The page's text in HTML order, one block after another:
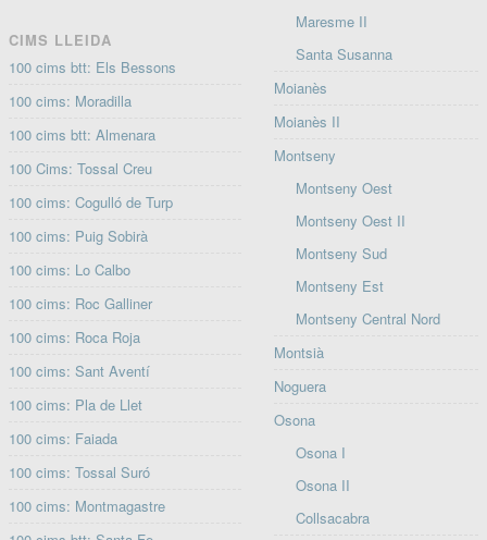
CIMS LLEIDA
100 cims btt: Els Bessons
100 cims: Moradilla
100 cims btt: Almenara
100 Cims: Tossal Creu
100 cims: Cogulló de Turp
100 cims: Puig Sobirà
100 cims: Lo Calbo
100 cims: Roc Galliner
100 cims: Roca Roja
100 cims: Sant Aventí
100 cims: Pla de Llet
100 cims: Faiada
100 cims: Tossal Suró
100 cims: Montmagastre
Maresme II
Santa Susanna
Moianès
Moianès II
Montseny
Montseny Oest
Montseny Oest II
Montseny Sud
Montseny Est
Montseny Central Nord
Montsià
Noguera
Osona
Osona I
Osona II
Collsacabra